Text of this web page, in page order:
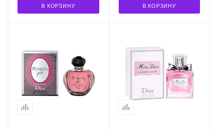
В КОРЗИНУ В КОРЗИНУ